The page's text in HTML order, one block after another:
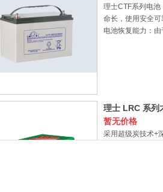
理士CTF系列电
命长，使用安全
电池恢复能力：
理士 LRC 系列
暂无价格
采用超级炭技术+